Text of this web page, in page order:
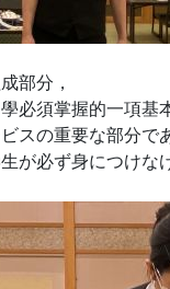
部分，
必須掌握的一項基
スの重要な部分で
が必ず身につけな